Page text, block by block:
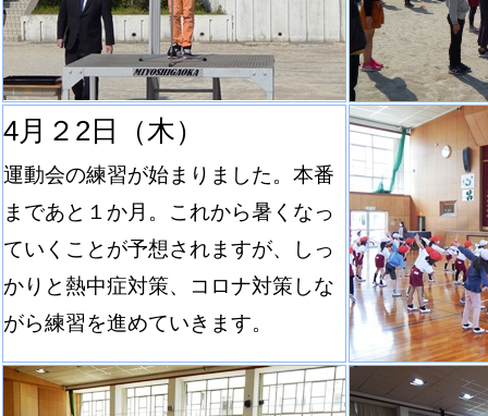
4月２2日（木）
運動会の練習が始まりました。本番
まであと１か月。これから暑くなっ
ていくことが予想されますが、しっ
かりと熱中症対策、コロナ対策しな
がら練習を進めていきます。